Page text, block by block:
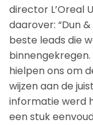
director L’Oreal
daarover: “Dun
beste leads die
hielpen ons om
wijzen aan de
informatie werd
een stuk